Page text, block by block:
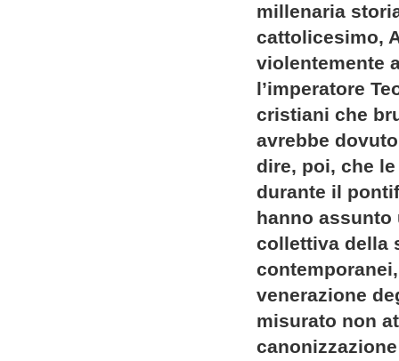
millenaria
cattolicesimo,
violentemente
l’imperatore
cristiani che
avrebbe
dire, poi, che
durante il
hanno
collettiva della
venerazione
misurato non